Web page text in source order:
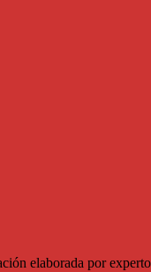
elaborada por